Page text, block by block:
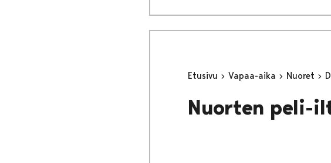
Etusivu Vapaa-aika Nuoret
Nuorten peli-